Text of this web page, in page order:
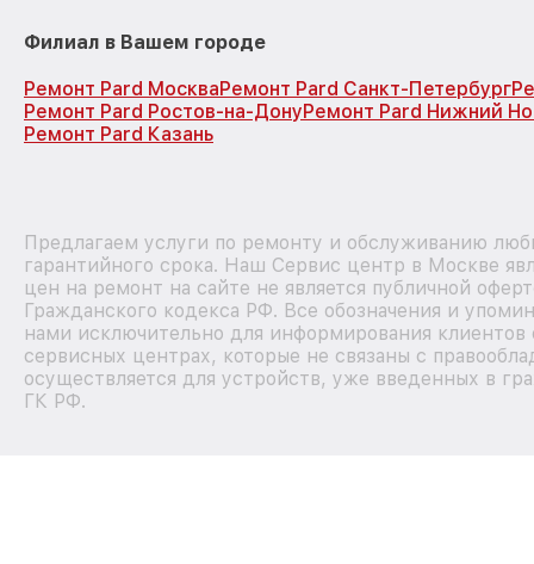
Филиал в Вашем городе
Ремонт Pard МоскваРемонт Pard Санкт-Петербург
Ремонт Pard Ростов-на-ДонуРемонт Pard Нижний
Ремонт Pard Казань
Предлагаем услуги по ремонту и обслуживанию
гарантийного срока. Наш Сервис центр в Москве
цен на ремонт на сайте не является публичной
Гражданского кодекса РФ. Все обозначения и
нами исключительно для информирования
сервисных центрах, которые не связаны с
осуществляется для устройств, уже введенных в
ГК РФ.